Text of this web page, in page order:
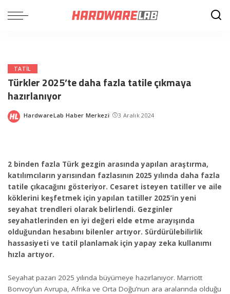
TATIL
Türkler 2025’te daha fazla tatile çıkmaya
hazırlanıyor
Posted
HardwareLab Haber Merkezi 3 Aralık 2024
2 binden fazla Türk gezgin arasında yapılan araştırma,
katılımcıların yarısından fazlasının 2025 yılında daha fazla
tatile çıkacağını gösteriyor. Cesaret isteyen tatiller ve aile
köklerini keşfetmek için yapılan tatiller 2025’in yeni
seyahat trendleri olarak belirlendi. Gezginler
seyahatlerinden en iyi değeri elde etme arayışında
olduğundan hesabını bilenler artıyor. Sürdürülebilirlik
hassasiyeti ve tatil planlamak için yapay zeka kullanımı
hızla artıyor.
Seyahat pazarı 2025 yılında büyümeye hazırlanıyor. Marriott
Bonvoy’un Avrupa, Afrika ve Orta Doğu’nun ara aralarında olduğu